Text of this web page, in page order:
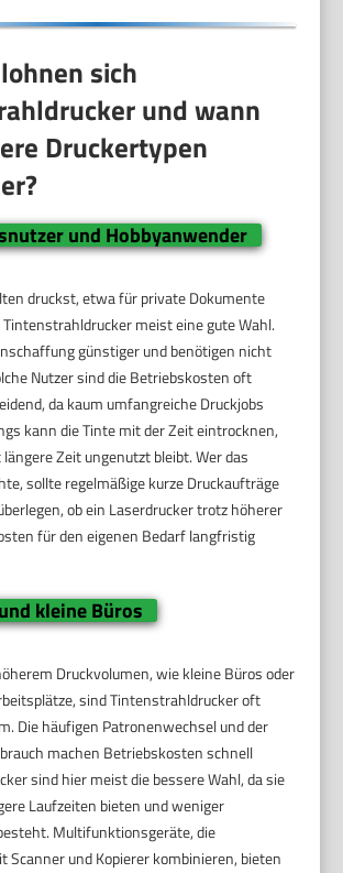
sich
und wann
Druckertypen
und Hobbyanwender
druckst, etwa für private Dokumente
meist eine gute Wahl.
günstiger und benötigen nicht
Nutzer sind die Betriebskosten oft
da kaum umfangreiche Druckjobs
kann die Tinte mit der Zeit eintrocknen,
Zeit ungenutzt bleibt. Wer das
sollte regelmäßige kurze Druckaufträge
ob ein Laserdrucker trotz höherer
für den eigenen Bedarf langfristig
kleine Büros
Druckvolumen, wie kleine Büros oder
sind Tintenstrahldrucker oft
Die häufigen Patronenwechsel und der
machen Betriebskosten schnell
sind hier meist die bessere Wahl, da sie
Laufzeiten bieten und weniger
Multifunktionsgeräte, die
Scanner und Kopierer kombinieren, bieten